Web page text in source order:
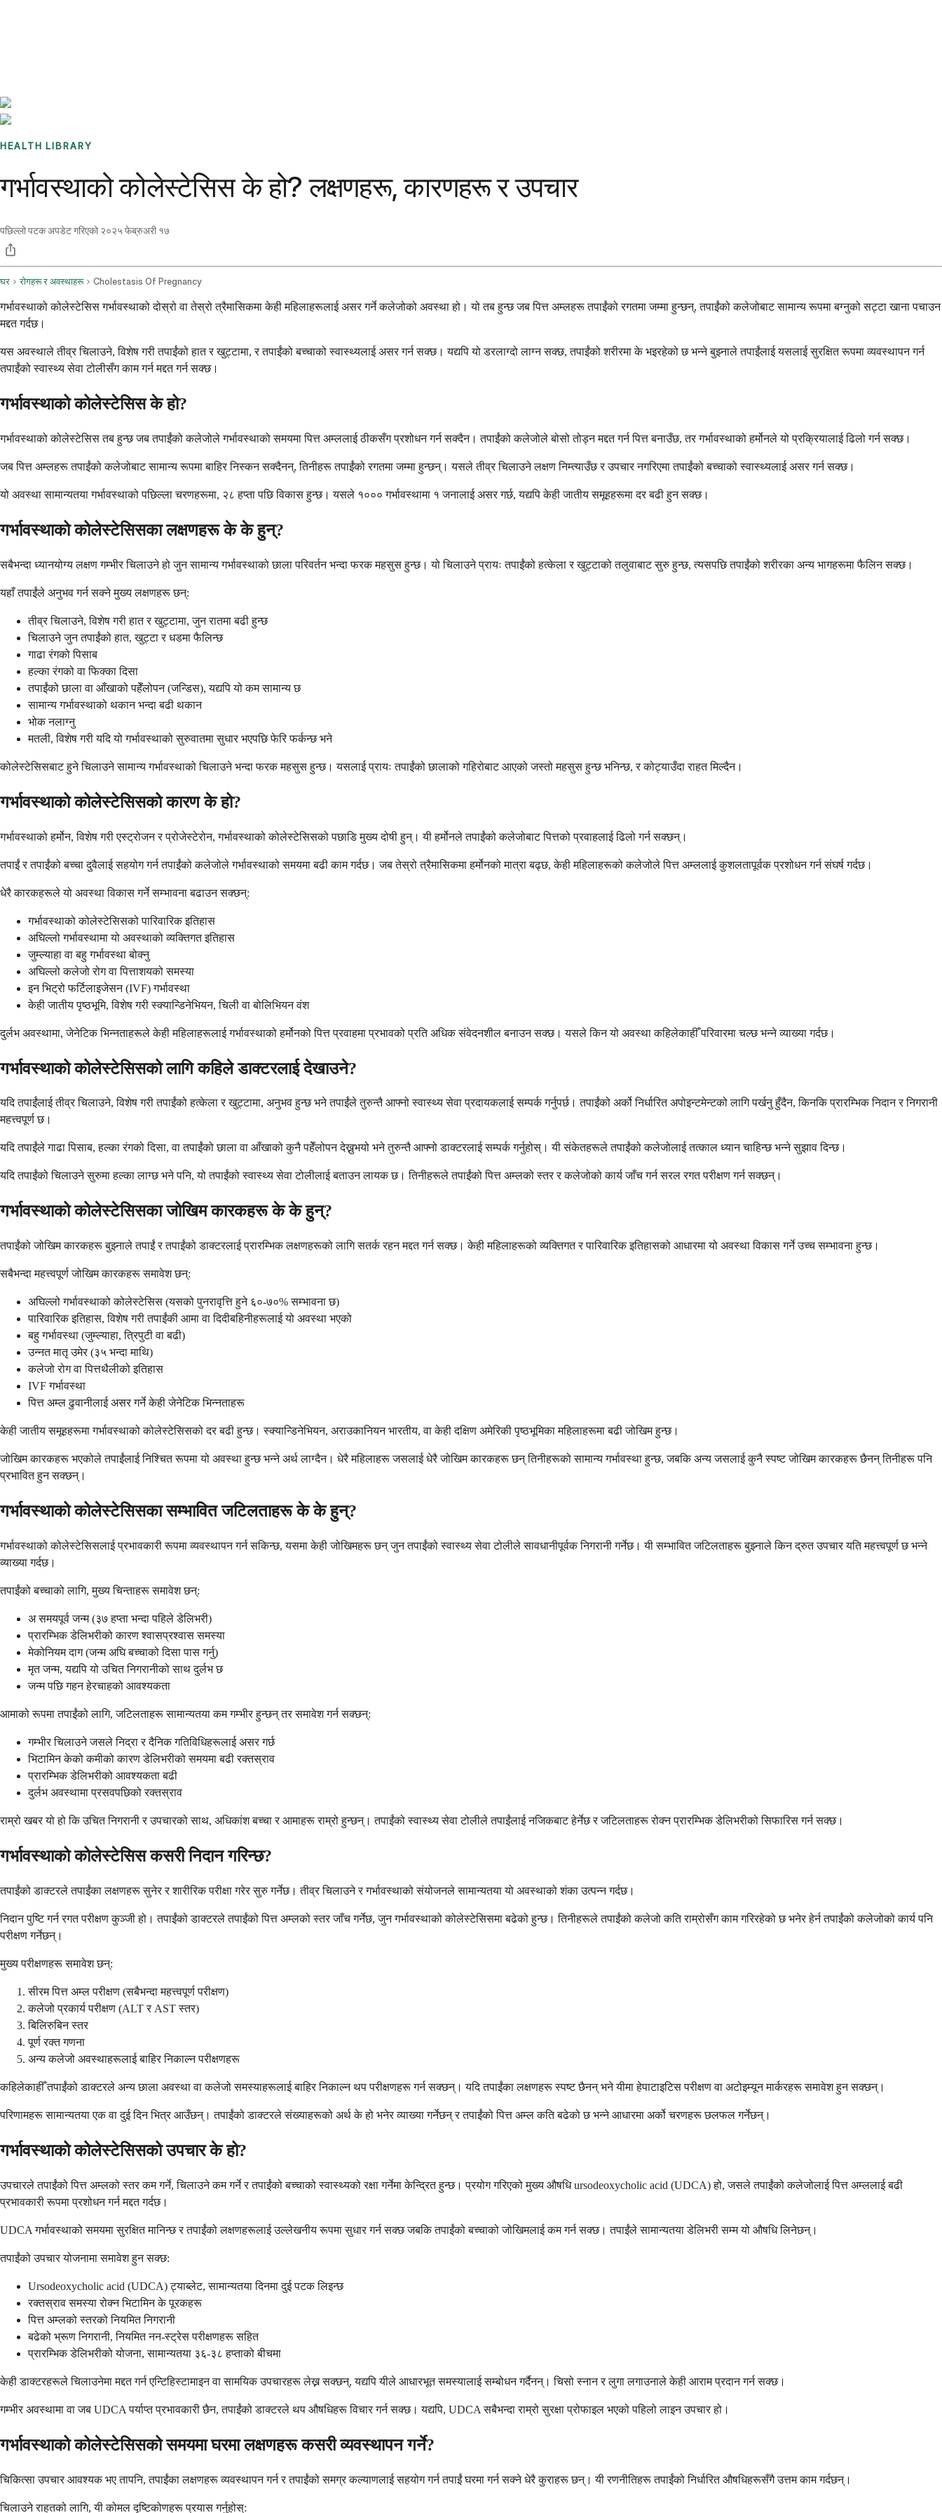
HEALTH LIBRARY
गर्भावस्थाको कोलेस्टेसिस के हो? लक्षणहरू, कारणहरू र उपचार
पछिल्लो पटक अपडेट गरिएको २०२५ फेब्रुअरी १७
घर रोगहरू र अवस्थाहरू Cholestasis Of Pregnancy
गर्भावस्थाको कोलेस्टेसिस गर्भावस्थाको दोस्रो वा तेस्रो त्रैमासिकमा केही महिलाहरूलाई असर गर्ने कलेजोको अवस्था हो। यो तब हुन्छ जब पित्त अम्लहरू तपाईंको रगतमा जम्मा हुन्छन्, तपाईंको कलेजोबाट सामान्य रूपमा बग्नुको सट्टा खाना पचाउन
मद्दत गर्दछ।
यस अवस्थाले तीव्र चिलाउने, विशेष गरी तपाईंको हात र खुट्टामा, र तपाईंको बच्चाको स्वास्थ्यलाई असर गर्न सक्छ। यद्यपि यो डरलाग्दो लाग्न सक्छ, तपाईंको शरीरमा के भइरहेको छ भन्ने बुझ्नाले तपाईंलाई यसलाई सुरक्षित रूपमा व्यवस्थापन गर्न
तपाईंको स्वास्थ्य सेवा टोलीसँग काम गर्न मद्दत गर्न सक्छ।
गर्भावस्थाको कोलेस्टेसिस के हो?
गर्भावस्थाको कोलेस्टेसिस तब हुन्छ जब तपाईंको कलेजोले गर्भावस्थाको समयमा पित्त अम्ललाई ठीकसँग प्रशोधन गर्न सक्दैन। तपाईंको कलेजोले बोसो तोड्न मद्दत गर्न पित्त बनाउँछ, तर गर्भावस्थाको हर्मोनले यो प्रक्रियालाई ढिलो गर्न सक्छ।
जब पित्त अम्लहरू तपाईंको कलेजोबाट सामान्य रूपमा बाहिर निस्कन सक्दैनन्, तिनीहरू तपाईंको रगतमा जम्मा हुन्छन्। यसले तीव्र चिलाउने लक्षण निम्त्याउँछ र उपचार नगरिएमा तपाईंको बच्चाको स्वास्थ्यलाई असर गर्न सक्छ।
यो अवस्था सामान्यतया गर्भावस्थाको पछिल्ला चरणहरूमा, २८ हप्ता पछि विकास हुन्छ। यसले १००० गर्भावस्थामा १ जनालाई असर गर्छ, यद्यपि केही जातीय समूहहरूमा दर बढी हुन सक्छ।
गर्भावस्थाको कोलेस्टेसिसका लक्षणहरू के के हुन्?
सबैभन्दा ध्यानयोग्य लक्षण गम्भीर चिलाउने हो जुन सामान्य गर्भावस्थाको छाला परिवर्तन भन्दा फरक महसुस हुन्छ। यो चिलाउने प्रायः तपाईंको हत्केला र खुट्टाको तलुवाबाट सुरु हुन्छ, त्यसपछि तपाईंको शरीरका अन्य भागहरूमा फैलिन सक्छ।
यहाँ तपाईंले अनुभव गर्न सक्ने मुख्य लक्षणहरू छन्:
तीव्र चिलाउने, विशेष गरी हात र खुट्टामा, जुन रातमा बढी हुन्छ
चिलाउने जुन तपाईंको हात, खुट्टा र धडमा फैलिन्छ
गाढा रंगको पिसाब
हल्का रंगको वा फिक्का दिसा
तपाईंको छाला वा आँखाको पहेँलोपन (जन्डिस), यद्यपि यो कम सामान्य छ
सामान्य गर्भावस्थाको थकान भन्दा बढी थकान
भोक नलाग्नु
मतली, विशेष गरी यदि यो गर्भावस्थाको सुरुवातमा सुधार भएपछि फेरि फर्कन्छ भने
कोलेस्टेसिसबाट हुने चिलाउने सामान्य गर्भावस्थाको चिलाउने भन्दा फरक महसुस हुन्छ। यसलाई प्रायः तपाईंको छालाको गहिरोबाट आएको जस्तो महसुस हुन्छ भनिन्छ, र कोट्याउँदा राहत मिल्दैन।
गर्भावस्थाको कोलेस्टेसिसको कारण के हो?
गर्भावस्थाको हर्मोन, विशेष गरी एस्ट्रोजन र प्रोजेस्टेरोन, गर्भावस्थाको कोलेस्टेसिसको पछाडि मुख्य दोषी हुन्। यी हर्मोनले तपाईंको कलेजोबाट पित्तको प्रवाहलाई ढिलो गर्न सक्छन्।
तपाईं र तपाईंको बच्चा दुवैलाई सहयोग गर्न तपाईंको कलेजोले गर्भावस्थाको समयमा बढी काम गर्दछ। जब तेस्रो त्रैमासिकमा हर्मोनको मात्रा बढ्छ, केही महिलाहरूको कलेजोले पित्त अम्ललाई कुशलतापूर्वक प्रशोधन गर्न संघर्ष गर्दछ।
धेरै कारकहरूले यो अवस्था विकास गर्ने सम्भावना बढाउन सक्छन्:
गर्भावस्थाको कोलेस्टेसिसको पारिवारिक इतिहास
अघिल्लो गर्भावस्थामा यो अवस्थाको व्यक्तिगत इतिहास
जुम्ल्याहा वा बहु गर्भावस्था बोक्नु
अघिल्लो कलेजो रोग वा पित्ताशयको समस्या
इन भिट्रो फर्टिलाइजेसन (IVF) गर्भावस्था
केही जातीय पृष्ठभूमि, विशेष गरी स्क्यान्डिनेभियन, चिली वा बोलिभियन वंश
दुर्लभ अवस्थामा, जेनेटिक भिन्नताहरूले केही महिलाहरूलाई गर्भावस्थाको हर्मोनको पित्त प्रवाहमा प्रभावको प्रति अधिक संवेदनशील बनाउन सक्छ। यसले किन यो अवस्था कहिलेकाहीँ परिवारमा चल्छ भन्ने व्याख्या गर्दछ।
गर्भावस्थाको कोलेस्टेसिसको लागि कहिले डाक्टरलाई देखाउने?
यदि तपाईंलाई तीव्र चिलाउने, विशेष गरी तपाईंको हत्केला र खुट्टामा, अनुभव हुन्छ भने तपाईंले तुरुन्तै आफ्नो स्वास्थ्य सेवा प्रदायकलाई सम्पर्क गर्नुपर्छ। तपाईंको अर्को निर्धारित अपोइन्टमेन्टको लागि पर्खनु हुँदैन, किनकि प्रारम्भिक निदान र निगरानी
महत्त्वपूर्ण छ।
यदि तपाईंले गाढा पिसाब, हल्का रंगको दिसा, वा तपाईंको छाला वा आँखाको कुनै पहेँलोपन देख्नुभयो भने तुरुन्तै आफ्नो डाक्टरलाई सम्पर्क गर्नुहोस्। यी संकेतहरूले तपाईंको कलेजोलाई तत्काल ध्यान चाहिन्छ भन्ने सुझाव दिन्छ।
यदि तपाईंको चिलाउने सुरुमा हल्का लाग्छ भने पनि, यो तपाईंको स्वास्थ्य सेवा टोलीलाई बताउन लायक छ। तिनीहरूले तपाईंको पित्त अम्लको स्तर र कलेजोको कार्य जाँच गर्न सरल रगत परीक्षण गर्न सक्छन्।
गर्भावस्थाको कोलेस्टेसिसका जोखिम कारकहरू के के हुन्?
तपाईंको जोखिम कारकहरू बुझ्नाले तपाईं र तपाईंको डाक्टरलाई प्रारम्भिक लक्षणहरूको लागि सतर्क रहन मद्दत गर्न सक्छ। केही महिलाहरूको व्यक्तिगत र पारिवारिक इतिहासको आधारमा यो अवस्था विकास गर्ने उच्च सम्भावना हुन्छ।
सबैभन्दा महत्त्वपूर्ण जोखिम कारकहरू समावेश छन्:
अघिल्लो गर्भावस्थाको कोलेस्टेसिस (यसको पुनरावृत्ति हुने ६०-७०% सम्भावना छ)
पारिवारिक इतिहास, विशेष गरी तपाईंकी आमा वा दिदीबहिनीहरूलाई यो अवस्था भएको
बहु गर्भावस्था (जुम्ल्याहा, त्रिपुटी वा बढी)
उन्नत मातृ उमेर (३५ भन्दा माथि)
कलेजो रोग वा पित्तथैलीको इतिहास
IVF गर्भावस्था
पित्त अम्ल ढुवानीलाई असर गर्ने केही जेनेटिक भिन्नताहरू
केही जातीय समूहहरूमा गर्भावस्थाको कोलेस्टेसिसको दर बढी हुन्छ। स्क्यान्डिनेभियन, अराउकानियन भारतीय, वा केही दक्षिण अमेरिकी पृष्ठभूमिका महिलाहरूमा बढी जोखिम हुन्छ।
जोखिम कारकहरू भएकोले तपाईंलाई निश्चित रूपमा यो अवस्था हुन्छ भन्ने अर्थ लाग्दैन। धेरै महिलाहरू जसलाई धेरै जोखिम कारकहरू छन् तिनीहरूको सामान्य गर्भावस्था हुन्छ, जबकि अन्य जसलाई कुनै स्पष्ट जोखिम कारकहरू छैनन् तिनीहरू पनि
प्रभावित हुन सक्छन्।
गर्भावस्थाको कोलेस्टेसिसका सम्भावित जटिलताहरू के के हुन्?
गर्भावस्थाको कोलेस्टेसिसलाई प्रभावकारी रूपमा व्यवस्थापन गर्न सकिन्छ, यसमा केही जोखिमहरू छन् जुन तपाईंको स्वास्थ्य सेवा टोलीले सावधानीपूर्वक निगरानी गर्नेछ। यी सम्भावित जटिलताहरू बुझ्नाले किन द्रुत उपचार यति महत्त्वपूर्ण छ भन्ने
व्याख्या गर्दछ।
तपाईंको बच्चाको लागि, मुख्य चिन्ताहरू समावेश छन्:
अ समयपूर्व जन्म (३७ हप्ता भन्दा पहिले डेलिभरी)
प्रारम्भिक डेलिभरीको कारण श्वासप्रश्वास समस्या
मेकोनियम दाग (जन्म अघि बच्चाको दिसा पास गर्नु)
मृत जन्म, यद्यपि यो उचित निगरानीको साथ दुर्लभ छ
जन्म पछि गहन हेरचाहको आवश्यकता
आमाको रूपमा तपाईंको लागि, जटिलताहरू सामान्यतया कम गम्भीर हुन्छन् तर समावेश गर्न सक्छन्:
गम्भीर चिलाउने जसले निद्रा र दैनिक गतिविधिहरूलाई असर गर्छ
भिटामिन केको कमीको कारण डेलिभरीको समयमा बढी रक्तस्राव
प्रारम्भिक डेलिभरीको आवश्यकता बढी
दुर्लभ अवस्थामा प्रसवपछिको रक्तस्राव
राम्रो खबर यो हो कि उचित निगरानी र उपचारको साथ, अधिकांश बच्चा र आमाहरू राम्रो हुन्छन्। तपाईंको स्वास्थ्य सेवा टोलीले तपाईंलाई नजिकबाट हेर्नेछ र जटिलताहरू रोक्न प्रारम्भिक डेलिभरीको सिफारिस गर्न सक्छ।
गर्भावस्थाको कोलेस्टेसिस कसरी निदान गरिन्छ?
तपाईंको डाक्टरले तपाईंका लक्षणहरू सुनेर र शारीरिक परीक्षा गरेर सुरु गर्नेछ। तीव्र चिलाउने र गर्भावस्थाको संयोजनले सामान्यतया यो अवस्थाको शंका उत्पन्न गर्दछ।
निदान पुष्टि गर्न रगत परीक्षण कुञ्जी हो। तपाईंको डाक्टरले तपाईंको पित्त अम्लको स्तर जाँच गर्नेछ, जुन गर्भावस्थाको कोलेस्टेसिसमा बढेको हुन्छ। तिनीहरूले तपाईंको कलेजो कति राम्रोसँग काम गरिरहेको छ भनेर हेर्न तपाईंको कलेजोको कार्य पनि
परीक्षण गर्नेछन्।
मुख्य परीक्षणहरू समावेश छन्:
सीरम पित्त अम्ल परीक्षण (सबैभन्दा महत्त्वपूर्ण परीक्षण)
कलेजो प्रकार्य परीक्षण (ALT र AST स्तर)
बिलिरुबिन स्तर
पूर्ण रक्त गणना
अन्य कलेजो अवस्थाहरूलाई बाहिर निकाल्न परीक्षणहरू
कहिलेकाहीँ तपाईंको डाक्टरले अन्य छाला अवस्था वा कलेजो समस्याहरूलाई बाहिर निकाल्न थप परीक्षणहरू गर्न सक्छन्। यदि तपाईंका लक्षणहरू स्पष्ट छैनन् भने यीमा हेपाटाइटिस परीक्षण वा अटोइम्यून मार्करहरू समावेश हुन सक्छन्।
परिणामहरू सामान्यतया एक वा दुई दिन भित्र आउँछन्। तपाईंको डाक्टरले संख्याहरूको अर्थ के हो भनेर व्याख्या गर्नेछन् र तपाईंको पित्त अम्ल कति बढेको छ भन्ने आधारमा अर्को चरणहरू छलफल गर्नेछन्।
गर्भावस्थाको कोलेस्टेसिसको उपचार के हो?
उपचारले तपाईंको पित्त अम्लको स्तर कम गर्ने, चिलाउने कम गर्ने र तपाईंको बच्चाको स्वास्थ्यको रक्षा गर्नेमा केन्द्रित हुन्छ। प्रयोग गरिएको मुख्य औषधि ursodeoxycholic acid (UDCA) हो, जसले तपाईंको कलेजोलाई पित्त अम्ललाई बढी
प्रभावकारी रूपमा प्रशोधन गर्न मद्दत गर्दछ।
UDCA गर्भावस्थाको समयमा सुरक्षित मानिन्छ र तपाईंको लक्षणहरूलाई उल्लेखनीय रूपमा सुधार गर्न सक्छ जबकि तपाईंको बच्चाको जोखिमलाई कम गर्न सक्छ। तपाईंले सामान्यतया डेलिभरी सम्म यो औषधि लिनेछन्।
तपाईंको उपचार योजनामा समावेश हुन सक्छ:
Ursodeoxycholic acid (UDCA) ट्याब्लेट, सामान्यतया दिनमा दुई पटक लिइन्छ
रक्तस्राव समस्या रोक्न भिटामिन के पूरकहरू
पित्त अम्लको स्तरको नियमित निगरानी
बढेको भ्रूण निगरानी, नियमित नन-स्ट्रेस परीक्षणहरू सहित
प्रारम्भिक डेलिभरीको योजना, सामान्यतया ३६-३८ हप्ताको बीचमा
केही डाक्टरहरूले चिलाउनेमा मद्दत गर्न एन्टिहिस्टामाइन वा सामयिक उपचारहरू लेख्न सक्छन्, यद्यपि यीले आधारभूत समस्यालाई सम्बोधन गर्दैनन्। चिसो स्नान र लुगा लगाउनाले केही आराम प्रदान गर्न सक्छ।
गम्भीर अवस्थामा वा जब UDCA पर्याप्त प्रभावकारी छैन, तपाईंको डाक्टरले थप औषधिहरू विचार गर्न सक्छ। यद्यपि, UDCA सबैभन्दा राम्रो सुरक्षा प्रोफाइल भएको पहिलो लाइन उपचार हो।
गर्भावस्थाको कोलेस्टेसिसको समयमा घरमा लक्षणहरू कसरी व्यवस्थापन गर्ने?
चिकित्सा उपचार आवश्यक भए तापनि, तपाईंका लक्षणहरू व्यवस्थापन गर्न र तपाईंको समग्र कल्याणलाई सहयोग गर्न तपाईं घरमा गर्न सक्ने धेरै कुराहरू छन्। यी रणनीतिहरू तपाईंको निर्धारित औषधिहरूसँगै उत्तम काम गर्दछन्।
चिलाउने राहतको लागि, यी कोमल दृष्टिकोणहरू प्रयास गर्नुहोस्: